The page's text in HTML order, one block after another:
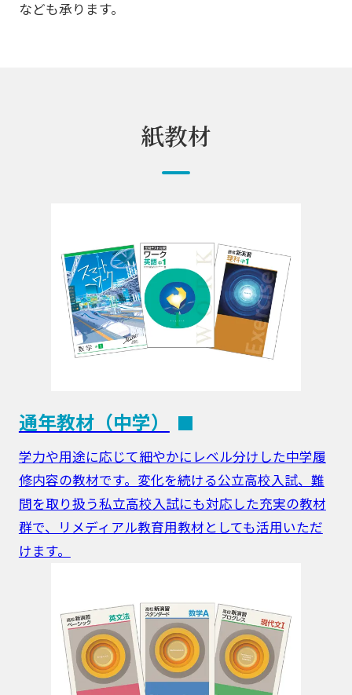
なども承ります。
紙教材
通年教材（中学）
学力や用途に応じて細やかにレベル分けした中学履
修内容の教材です。変化を続ける公立高校入試、難
問を取り扱う私立高校入試にも対応した充実の教材
群で、リメディアル教育用教材としても活用いただ
けます。